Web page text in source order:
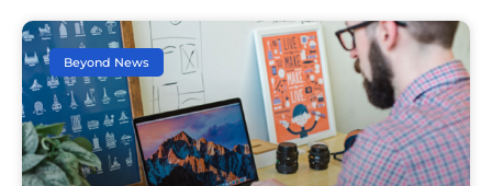
Beyond News